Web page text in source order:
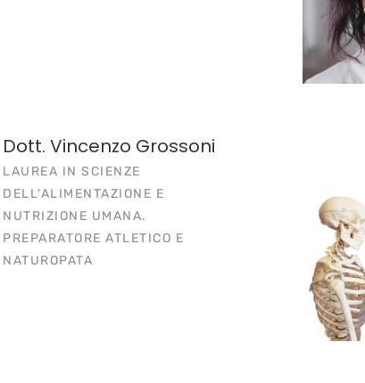
Dott. Vincenzo Grossoni
LAUREA IN SCIENZE
DELL'ALIMENTAZIONE E
NUTRIZIONE UMANA.
PREPARATORE ATLETICO E
NATUROPATA